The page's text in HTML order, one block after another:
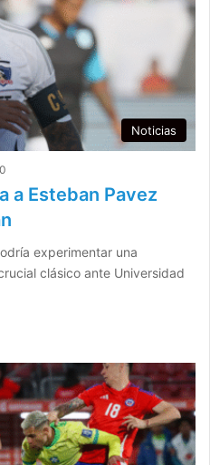
Noticias
0
a Esteban Pavez
experimentar una
clásico ante Universidad